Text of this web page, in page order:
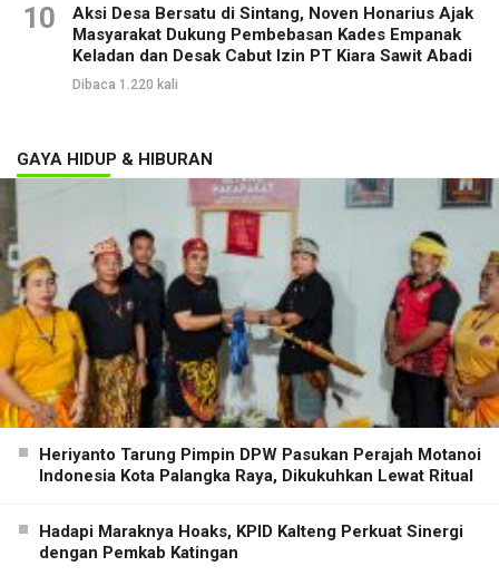
10
Aksi Desa Bersatu di Sintang, Noven Honarius Ajak
Masyarakat Dukung Pembebasan Kades Empanak
Keladan dan Desak Cabut Izin PT Kiara Sawit Abadi
Dibaca 1.220 kali
GAYA HIDUP & HIBURAN
Heriyanto Tarung Pimpin DPW Pasukan Perajah Motanoi
Indonesia Kota Palangka Raya, Dikukuhkan Lewat Ritual
Hadapi Maraknya Hoaks, KPID Kalteng Perkuat Sinergi
dengan Pemkab Katingan